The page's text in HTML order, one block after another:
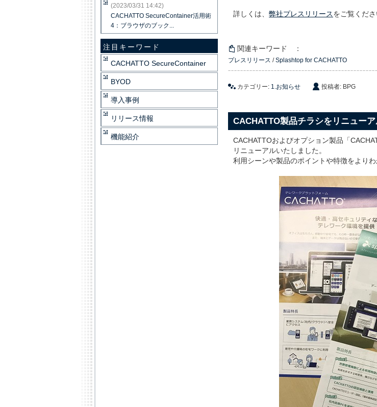
詳しくは、 弊社プレスリリースをご覧くださ
関連キーワード ：
プレスリリース /Splashtop for CACHATTO
カテゴリー: 1.お知らせ 投稿者: BPG
CACHATTO製品チラシをリニューア
CACHATTOおよびオプション製品「
リニューアルいたしました。
利用シーンや製品のポイントや特徴をより
(2023/03/31 14:42)
CACHATTO SecureContainer活用術
4：ブラウザのブック...
注目キーワード
CACHATTO SecureContainer
BYOD
導入事例
リリース情報
機能紹介